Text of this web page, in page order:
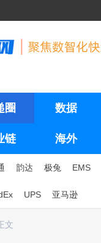
圈 数据
链 海外
韵达 极兔 EMS
UPS 亚马逊
文